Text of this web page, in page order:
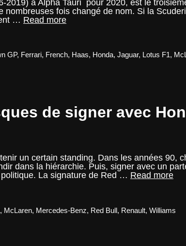
2019) à Alpha Tauri pour 2020, est le
nombreuses fois changé de nom. Si la
… Read moreNote
Une
fois
GP, Ferrari, French, Haas, Honda,Jaguar, Lotus F1,
de signer avec
un certain standing. Dans les années 90,
dans la hiérarchie. Puis, signer avec un
politique. La signature de Red … Read moreNote
Les
, McLaren, Mercedes-Benz, Red Bull, Renault,Williams